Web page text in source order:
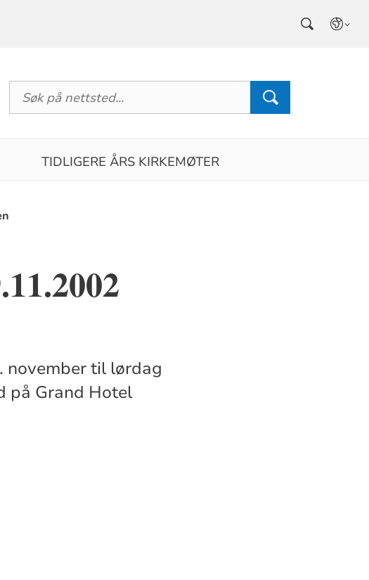
TIDLIGERE ÅRS KIRKEMØTER
november til lørdag
på Grand Hotel